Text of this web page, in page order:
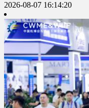
2026-08-07 16:14:20